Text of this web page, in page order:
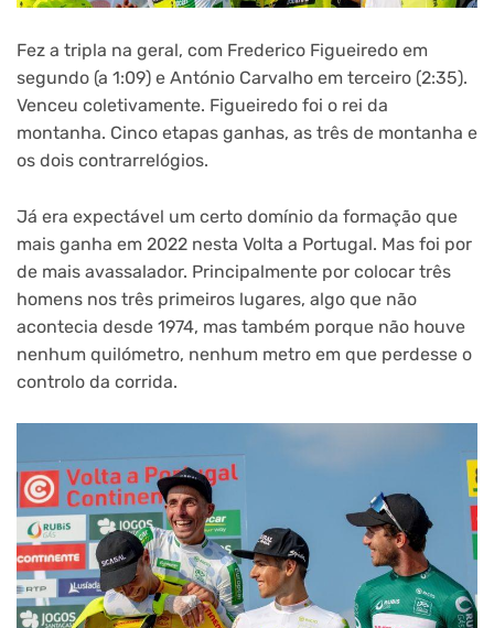
Fez a tripla na geral, com Frederico Figueiredo em
segundo (a 1:09) e António Carvalho em terceiro (2:35).
Venceu coletivamente. Figueiredo foi o rei da
montanha. Cinco etapas ganhas, as três de montanha e
os dois contrarrelógios.
Já era expectável um certo domínio da formação que
mais ganha em 2022 nesta Volta a Portugal. Mas foi por
de mais avassalador. Principalmente por colocar três
homens nos três primeiros lugares, algo que não
acontecia desde 1974, mas também porque não houve
nenhum quilómetro, nenhum metro em que perdesse o
controlo da corrida.